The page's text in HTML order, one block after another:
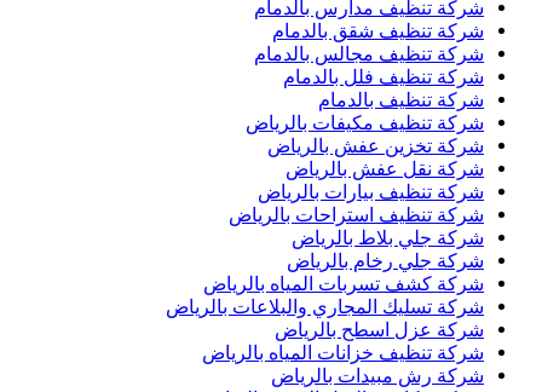
شركة تنظيف مدارس بالدمام
شركة تنظيف شقق بالدمام
شركة تنظيف مجالس بالدمام
شركة تنظيف فلل بالدمام
شركة تنظيف بالدمام
شركة تنظيف مكيفات بالرياض
شركة تخزين عفش بالرياض
شركة نقل عفش بالرياض
شركة تنظيف بيارات بالرياض
شركة تنظيف استراحات بالرياض
شركة جلي بلاط بالرياض
شركة جلي رخام بالرياض
شركة كشف تسربات المياه بالرياض
شركة تسليك المجاري والبلاعات بالرياض
شركة عزل اسطح بالرياض
شركة تنظيف خزانات المياه بالرياض
شركة رش مبيدات بالرياض